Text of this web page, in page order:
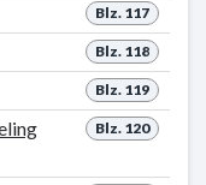
Blz. 117
Blz. 118
Blz. 119
Blz. 120